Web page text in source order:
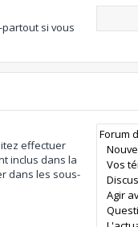
si vous
effectuer
inclus dans la
dans les sous-